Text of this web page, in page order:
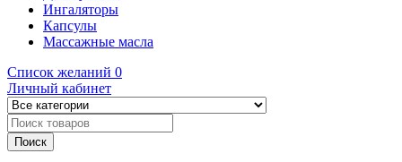
Ингаляторы
Капсулы
Массажные масла
Список желаний 0
Личный кабинет